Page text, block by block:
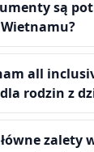
są
all
rodzin z
zalety